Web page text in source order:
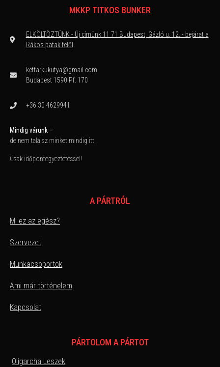
MKKP TITKOS BUNKER
ELKÖLTÖZTÜNK - Új címünk 11 71 Budapest, Gázló u. 12. - bejárat a
Rákos patak felől
ketfarkukutya@gmail.com
Budapest 1590 Pf. 170
+36 30 4629941
Mindig várunk –
de nem találsz minket mindig itt.
Csak időpontegyeztetéssel!
A PÁRTRÓL
Mi ez az egész?
Szervezet
Munkacsoportok
Ami már történelem
Kapcsolat
PÁRTOLOM A PÁRTOT
Oligarcha Leszek